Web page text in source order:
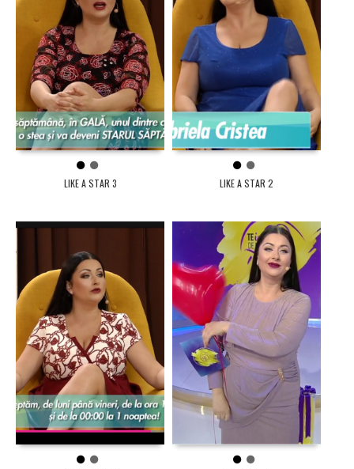
1 2
LIKE A STAR 3
1 2
LIKE A STAR 2
1 2 1 2